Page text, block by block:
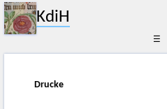
KdiH
☰
Drucke